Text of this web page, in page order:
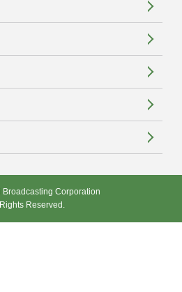
Corporation
Reserved.